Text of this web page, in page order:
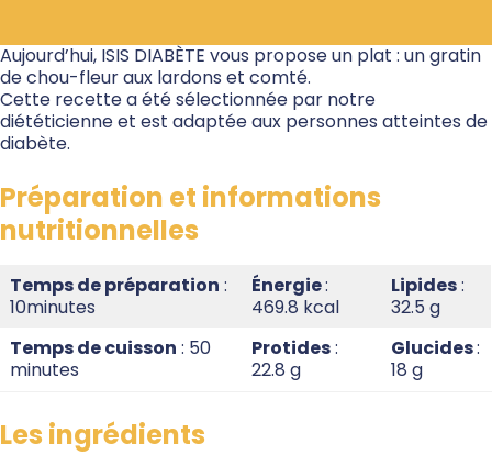
Aujourd’hui, ISIS DIABÈTE vous propose un plat : un gratin
de chou-fleur aux lardons et comté.
Cette recette a été sélectionnée par notre
diététicienne et est adaptée aux personnes atteintes de
diabète.
Préparation et informations
nutritionnelles
Temps de préparation :
10minutes
Énergie:
469.8 kcal
Lipides:
32.5 g
Temps de cuisson : 50
minutes
Protides:
22.8 g
Glucides:
18 g
Les ingrédients